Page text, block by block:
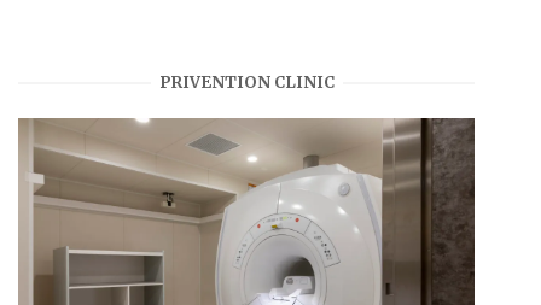
PRIVENTION CLINIC